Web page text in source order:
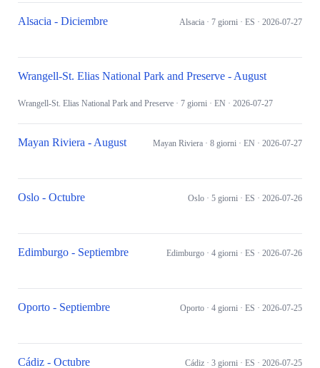
Alsacia - Diciembre Alsacia · 7 giorni · ES · 2026-07-27
Wrangell-St. Elias National Park and Preserve - August
Wrangell-St. Elias National Park and Preserve · 7 giorni · EN · 2026-07-27
Mayan Riviera - August Mayan Riviera · 8 giorni · EN · 2026-07-27
Oslo - Octubre Oslo · 5 giorni · ES · 2026-07-26
Edimburgo - Septiembre Edimburgo · 4 giorni · ES · 2026-07-26
Oporto - Septiembre Oporto · 4 giorni · ES · 2026-07-25
Cádiz - Octubre Cádiz · 3 giorni · ES · 2026-07-25